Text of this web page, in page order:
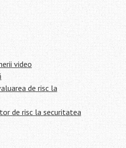
video
de risc la
de risc la securitatea